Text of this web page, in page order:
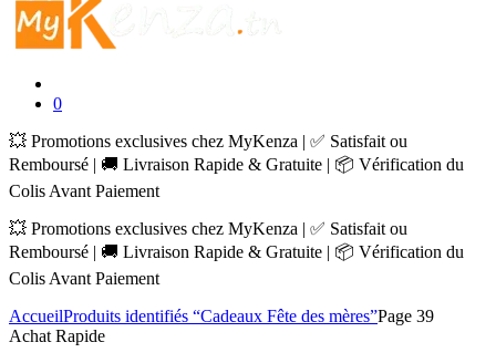
0
💥 Promotions exclusives chez MyKenza | ✅ Satisfait ou
Remboursé | 🚚 Livraison Rapide & Gratuite | 📦 Vérification du
Colis Avant Paiement
💥 Promotions exclusives chez MyKenza | ✅ Satisfait ou
Remboursé | 🚚 Livraison Rapide & Gratuite | 📦 Vérification du
Colis Avant Paiement
AccueilProduits identifiés “Cadeaux Fête des mères”Page 39
Achat Rapide